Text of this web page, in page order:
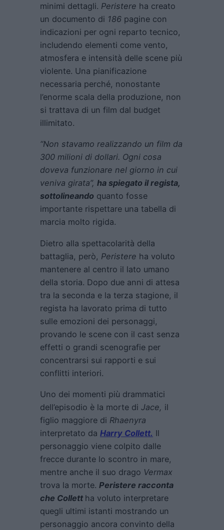
minimi dettagli. Peristere ha creato
un documento di 186 pagine con
indicazioni per ogni reparto tecnico,
includendo elementi come vento,
atmosfera e intensità delle scene più
violente. Una pianificazione
necessaria perché, nonostante
l’enorme scala della produzione, non
si trattava di un film dal budget
illimitato.
“Non stavamo realizzando un film da
300 milioni di dollari. Ogni cosa
doveva funzionare nel giorno in cui
veniva girata”, ha spiegato il regista,
sottolineando quanto fosse
importante rispettare una tabella di
marcia molto rigida.
Dietro alla spettacolarità della
battaglia, però, Peristere ha voluto
mantenere al centro il lato umano
della storia. Dopo due anni di attesa
tra la seconda e la terza stagione, il
regista ha lavorato prima di tutto
sulle emozioni dei personaggi,
provando le scene con il cast senza
effetti o grandi scenografie per
concentrarsi sui rapporti e sui
conflitti interiori.
Uno dei momenti più drammatici
dell’episodio è la morte di Jace, il
figlio maggiore di Rhaenyra
interpretato da Harry Collett. Il
personaggio viene colpito dalle
frecce durante lo scontro in mare,
mentre anche il suo drago Vermax
trova la morte. Peristere racconta
che Collett ha voluto interpretare
quegli ultimi istanti mostrando un
personaggio ancora convinto della